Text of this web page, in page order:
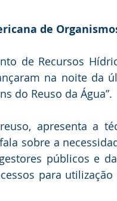
de
de Recursos
na noite da
do Reuso da Água”.
apresenta a
sobre a
públicos e
para utilização